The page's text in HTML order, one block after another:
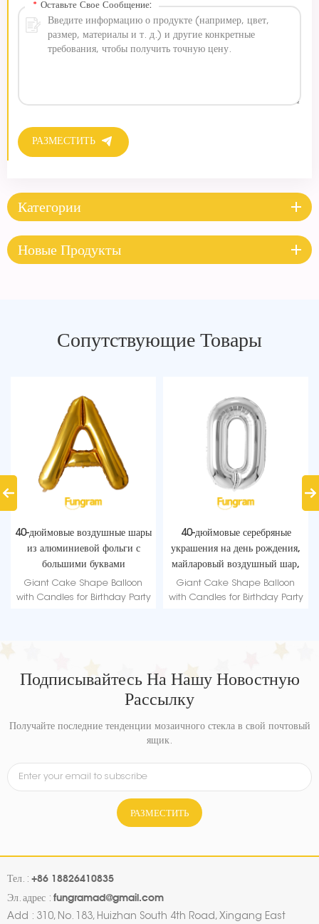
* Оставьте Свое Сообщение:
РАЗМЕСТИТЬ
Категории
Новые Продукты
Сопутствующие Товары
40-дюймовые воздушные шары
из алюминиевой фольги с
большими буквами
Giant Cake Shape Balloon
with Candles for Birthday Party
40-дюймовые серебряные
украшения на день рождения,
майларовый воздушный шар,
оптом
Giant Cake Shape Balloon
with Candles for Birthday Party
Подписывайтесь На Нашу Новостную
Рассылку
Получайте последние тенденции мозаичного стекла в свой почтовый
ящик.
РАЗМЕСТИТЬ
Тел. : +86 18826410835
Эл. адрес : fungramad@gmail.com
Add : 310, No. 183, Huizhan South 4th Road, Xingang East